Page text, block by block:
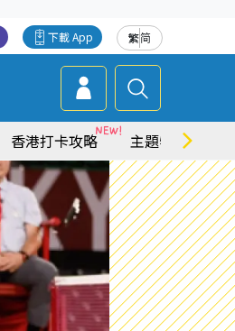
繁简
下載 App
香港打卡攻略 主題特集